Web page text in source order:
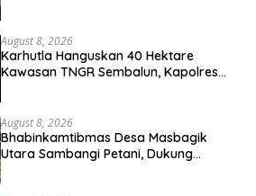
August 8, 2026
Karhutla Hanguskan 40 Hektare
Kawasan TNGR Sembalun, Kapolres
August 8, 2026
Bhabinkamtibmas Desa Masbagik
Utara Sambangi Petani, Dukung